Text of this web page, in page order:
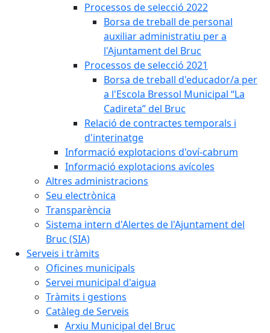
Processos de selecció 2022
Borsa de treball de personal
auxiliar administratiu per a
l'Ajuntament del Bruc
Processos de selecció 2021
Borsa de treball d'educador/a per
a l'Escola Bressol Municipal “La
Cadireta” del Bruc
Relació de contractes temporals i
d'interinatge
Informació explotacions d'oví-cabrum
Informació explotacions avícoles
Altres administracions
Seu electrònica
Transparència
Sistema intern d'Alertes de l'Ajuntament del
Bruc (SIA)
Serveis i tràmits
Oficines municipals
Servei municipal d'aigua
Tràmits i gestions
Catàleg de Serveis
Arxiu Municipal del Bruc